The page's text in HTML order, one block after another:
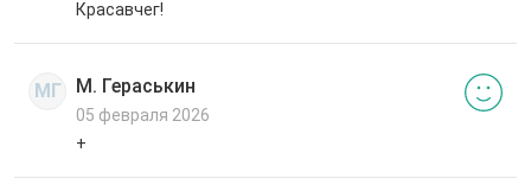
Красавчег!
МГ М. Гераськин
05 февраля 2026
+